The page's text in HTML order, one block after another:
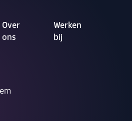
Over
ons
Werken
bij